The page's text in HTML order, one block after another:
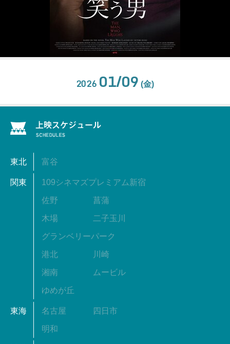
2026 01/09 (金)
東北 富谷
関東 109シネマズプレミアム新宿
佐野 菖蒲
木場 二子玉川
グランベリーパーク
港北 川崎
湘南 ムービル
ゆめが丘
東海 名古屋 四日市
明和